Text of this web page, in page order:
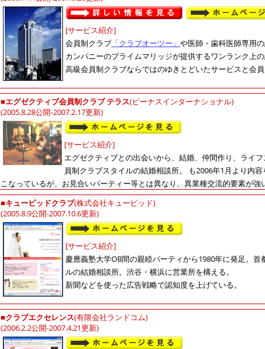
[サービス紹介]
会員制クラブ 「クラブオーツー」 や医師・歯科医師専用
カンパニーのプライムマリッジが提供するワンランク上の
高級会員制クラブならではのゆきとどいたサービスと会
■エグゼクティブ会員制クラブ テラス(ビーナスインターナショナル)
(2005.8.28公開-2007.2.17更新)
[サービス紹介]
エグゼクティブとの出会いから、結婚、仲間作り、ライ
員制クラブスタイルの結婚相談所。 も2006年1月より内
こなっているが、お見合いパーティー等とは異なり、異業種交流的要素が強
■キュービッドクラブ(株式会社キューピッド)
(2005.8.9公開-2007.10.6更新)
[サービス紹介]
慶應義塾大学OB間の親睦パーティから1980年に発足。
ルの結婚相談所。渋谷・横浜に営業所を構える。
新聞などを使った広告戦略で認知度を上げている。
■クラブエクセレンス(有限会社ランドコム)
(2006.2.2公開-2007.4.21更新)